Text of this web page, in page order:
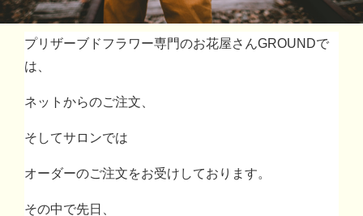
プリザーブドフラワー専門のお花屋さんGROUNDで
は、
ネットからのご注文、
そしてサロンでは
オーダーのご注文をお受けしております。
その中で先日、